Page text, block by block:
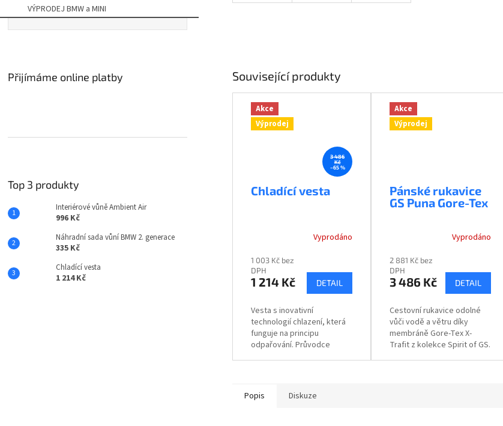
VÝPRODEJ BMW a MINI
Přijímáme online platby
Top 3 produkty
Interiérové vůně Ambient Air
996 Kč
Náhradní sada vůní BMW 2. generace
335 Kč
Chladící vesta
1 214 Kč
Související produkty
Akce
Výprodej
3 486
Kč
–65 %
Chladící vesta
Vyprodáno
1 003 Kč bez
DPH
1 214 Kč DETAIL
Vesta s inovativní
technologií chlazení, která
funguje na principu
odpařování. Průvodce
Akce
Výprodej
Pánské rukavice
GS Puna Gore-Tex
Vyprodáno
2 881 Kč bez
DPH
3 486 Kč DETAIL
Cestovní rukavice odolné
vůči vodě a větru díky
membráně Gore-Tex X-
Trafit z kolekce Spirit of GS.
Popis Diskuze